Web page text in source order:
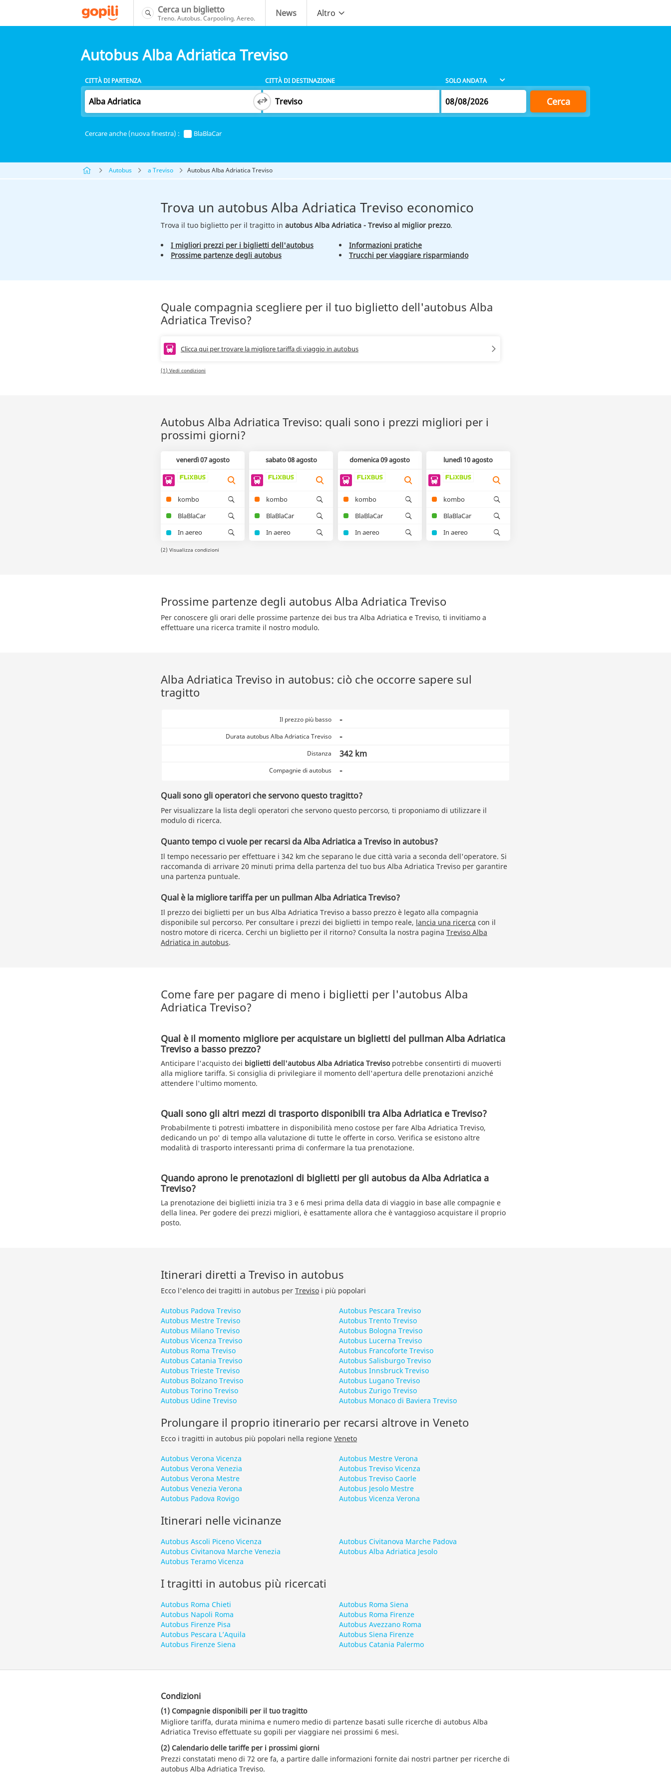
Cerca un biglietto
Treno. Autobus. Carpooling. Aereo. News Altro
Autobus Alba Adriatica Treviso
CITTÀ DI PARTENZA CITTÀ DI DESTINAZIONE
Cerca
Cercare anche (nuova finestra) : BlaBlaCar
Autobus a Treviso Autobus Alba Adriatica Treviso
Trova un autobus Alba Adriatica Treviso economico
Trova il tuo biglietto per il tragitto in autobus Alba Adriatica - Treviso al miglior prezzo.
I migliori prezzi per i biglietti dell'autobus
Prossime partenze degli autobus
Informazioni pratiche
Trucchi per viaggiare risparmiando
Quale compagnia scegliere per il tuo biglietto dell'autobus Alba
Adriatica Treviso?
Clicca qui per trovare la migliore tariffa di viaggio in autobus
(1) Vedi condizioni
Autobus Alba Adriatica Treviso: quali sono i prezzi migliori per i
prossimi giorni?
venerdì 07 agosto
kombo
BlaBlaCar
In aereo
sabato 08 agosto
kombo
BlaBlaCar
In aereo
domenica 09 agosto
kombo
BlaBlaCar
In aereo
lunedì 10 agosto
kombo
BlaBlaCar
In aereo
(2) Visualizza condizioni
Prossime partenze degli autobus Alba Adriatica Treviso
Per conoscere gli orari delle prossime partenze dei bus tra Alba Adriatica e Treviso, ti invitiamo a
effettuare una ricerca tramite il nostro modulo.
Alba Adriatica Treviso in autobus: ciò che occorre sapere sul
tragitto
Il prezzo più basso -
Durata autobus Alba Adriatica Treviso -
Distanza 342 km
Compagnie di autobus -
Quali sono gli operatori che servono questo tragitto?
Per visualizzare la lista degli operatori che servono questo percorso, ti proponiamo di utilizzare il
modulo di ricerca.
Quanto tempo ci vuole per recarsi da Alba Adriatica a Treviso in autobus?
Il tempo necessario per effettuare i 342 km che separano le due città varia a seconda dell'operatore. Si
raccomanda di arrivare 20 minuti prima della partenza del tuo bus Alba Adriatica Treviso per garantire
una partenza puntuale.
Qual è la migliore tariffa per un pullman Alba Adriatica Treviso?
Il prezzo dei biglietti per un bus Alba Adriatica Treviso a basso prezzo è legato alla compagnia
disponibile sul percorso. Per consultare i prezzi dei biglietti in tempo reale, lancia una ricerca con il
nostro motore di ricerca. Cerchi un biglietto per il ritorno? Consulta la nostra pagina Treviso Alba
Adriatica in autobus.
Come fare per pagare di meno i biglietti per l'autobus Alba
Adriatica Treviso?
Qual è il momento migliore per acquistare un biglietti del pullman Alba Adriatica
Treviso a basso prezzo?
Anticipare l'acquisto dei biglietti dell'autobus Alba Adriatica Trevisopotrebbe consentirti di muoverti
alla migliore tariffa. Si consiglia di privilegiare il momento dell'apertura delle prenotazioni anziché
attendere l'ultimo momento.
Quali sono gli altri mezzi di trasporto disponibili tra Alba Adriatica e Treviso?
Probabilmente ti potresti imbattere in disponibilità meno costose per fare Alba Adriatica Treviso,
dedicando un po' di tempo alla valutazione di tutte le offerte in corso. Verifica se esistono altre
modalità di trasporto interessanti prima di confermare la tua prenotazione.
Quando aprono le prenotazioni di biglietti per gli autobus da Alba Adriatica a
Treviso?
La prenotazione dei biglietti inizia tra 3 e 6 mesi prima della data di viaggio in base alle compagnie e
della linea. Per godere dei prezzi migliori, è esattamente allora che è vantaggioso acquistare il proprio
posto.
Itinerari diretti a Treviso in autobus
Ecco l'elenco dei tragitti in autobus per Treviso i più popolari
Autobus Padova Treviso
Autobus Mestre Treviso
Autobus Milano Treviso
Autobus Vicenza Treviso
Autobus Roma Treviso
Autobus Catania Treviso
Autobus Trieste Treviso
Autobus Bolzano Treviso
Autobus Torino Treviso
Autobus Udine Treviso
Autobus Pescara Treviso
Autobus Trento Treviso
Autobus Bologna Treviso
Autobus Lucerna Treviso
Autobus Francoforte Treviso
Autobus Salisburgo Treviso
Autobus Innsbruck Treviso
Autobus Lugano Treviso
Autobus Zurigo Treviso
Autobus Monaco di Baviera Treviso
Prolungare il proprio itinerario per recarsi altrove in Veneto
Ecco i tragitti in autobus più popolari nella regione Veneto
Autobus Verona Vicenza
Autobus Verona Venezia
Autobus Verona Mestre
Autobus Venezia Verona
Autobus Padova Rovigo
Autobus Mestre Verona
Autobus Treviso Vicenza
Autobus Treviso Caorle
Autobus Jesolo Mestre
Autobus Vicenza Verona
Itinerari nelle vicinanze
Autobus Ascoli Piceno Vicenza
Autobus Civitanova Marche Venezia
Autobus Teramo Vicenza
Autobus Civitanova Marche Padova
Autobus Alba Adriatica Jesolo
I tragitti in autobus più ricercati
Autobus Roma Chieti
Autobus Napoli Roma
Autobus Firenze Pisa
Autobus Pescara L’Aquila
Autobus Firenze Siena
Autobus Roma Siena
Autobus Roma Firenze
Autobus Avezzano Roma
Autobus Siena Firenze
Autobus Catania Palermo
Condizioni
(1) Compagnie disponibili per il tuo tragitto
Migliore tariffa, durata minima e numero medio di partenze basati sulle ricerche di autobus Alba
Adriatica Treviso effettuate su gopili per viaggiare nei prossimi 6 mesi.
(2) Calendario delle tariffe per i prossimi giorni
Prezzi constatati meno di 72 ore fa, a partire dalle informazioni fornite dai nostri partner per ricerche di
autobus Alba Adriatica Treviso.